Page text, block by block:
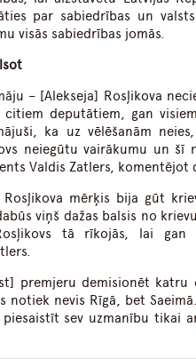
par sabiedrības un
visās sabiedrības jomās.
– [Alekseja] Rosļikova
citiem deputātiem, gan
ka uz vēlēšanām
neiegūtu vairākumu un šī
Valdis Zatlers, komentējot
Rosļikova mērķis bija gūt
viņš dažas balsis no
tā rīkojās, lai
premjeru demisionēt
notiek nevis Rīgā, bet
sev uzmanību tikai